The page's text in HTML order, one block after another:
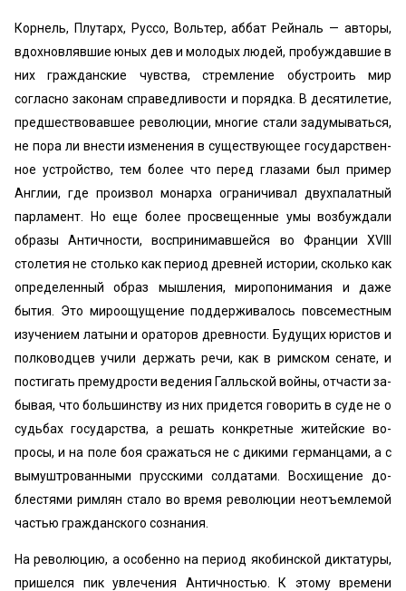
Корнель, Плутарх, Руссо, Вольтер, аббат Рейналь — авто­ры,
вдохновлявшие юных дев и молодых людей, пробуждав­шие в
них гражданские чувства, стремление обустроить мир
согласно законам справедливости и порядка. В десятилетие,
предшествовавшее революции, многие стали задумываться,
не пора ли внести изменения в существующее государствен­
ное устройство, тем более что перед глазами был пример
Англии, где произвол монарха ограничивал двухпалатный
парламент. Но еще более просвещенные умы возбуждали
образы Античности, воспринимавшейся во Франции XVIII
столетия не столько как период древней истории, сколько как
определенный образ мышления, миропонимания и даже
бытия. Это мироощущение поддерживалось повсеместным
изучением латыни и ораторов древности. Будущих юристов и
полководцев учили держать речи, как в римском сенате, и
постигать премудрости ведения Галльской войны, отчасти за­
бывая, что большинству из них придется говорить в суде не о
судьбах государства, а решать конкретные житейские во­
просы, и на поле боя сражаться не с дикими германцами, а с
вымуштрованными прусскими солдатами. Восхищение до­
блестями римлян стало во время революции неотъемлемой
частью гражданского сознания.
На революцию, а особенно на период якобинской дикта­туры,
пришелся пик увлечения Античностью. К этому вре­мени